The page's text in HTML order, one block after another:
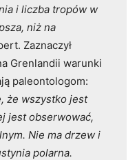
i liczba tropów w
niż na
Zaznaczył
Grenlandii warunki
paleontologom:
że wszystko jest
jest obserwować,
Nie ma drzew i
polarna.